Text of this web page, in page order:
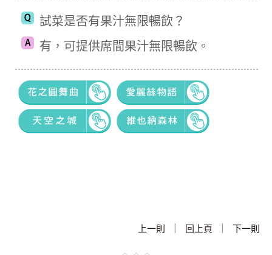
試菜是否有果汁無限暢飲？
有，可提供席間果汁無限暢飲。
上一則 | 回上頁 | 下一則